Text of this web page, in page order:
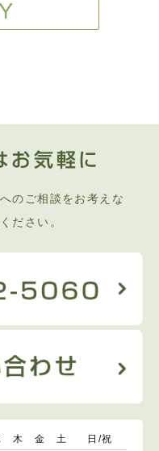
お気軽に
のご相談をお考えな
ださい。
木 金 土 日/祝